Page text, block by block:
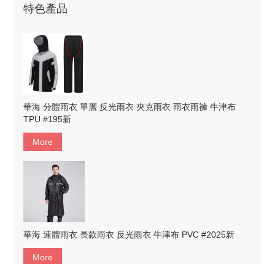
特色產品
華海 分體雨衣 單層 反光雨衣 夾克雨衣 雨衣雨褲 牛津布
TPU #195新
More
華海 連體雨衣 長款雨衣 反光雨衣 牛津布 PVC #2025新
More